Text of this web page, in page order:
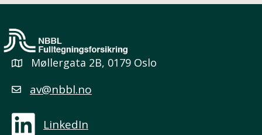
Møllergata 2B, 0179 Oslo
av@nbbl.no
LinkedIn